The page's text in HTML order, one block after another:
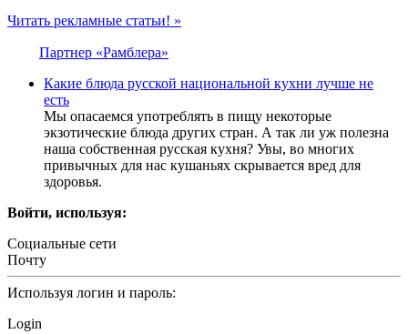
Читать рекламные статьи! »
Партнер «Рамблера»
Какие блюда русской национальной кухни лучше не
есть
Мы опасаемся употреблять в пищу некоторые
экзотические блюда других стран. А так ли уж полезна
наша собственная русская кухня? Увы, во многих
привычных для нас кушаньях скрывается вред для
здоровья.
Войти, используя:
Социальные сети
Почту
Используя логин и пароль:
Login